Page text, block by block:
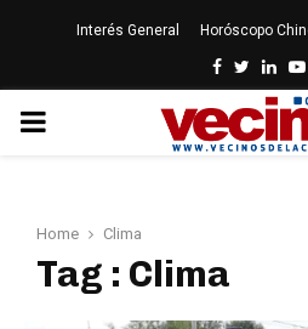
Interés General Horóscopo
Facebook
Twitter
PRIMARY
Home Clima
Tag : Clima